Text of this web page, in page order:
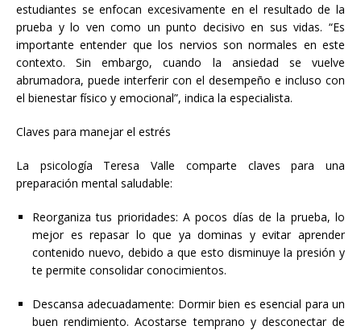
estudiantes se enfocan excesivamente en el resultado de la
prueba y lo ven como un punto decisivo en sus vidas. “Es
importante entender que los nervios son normales en este
contexto. Sin embargo, cuando la ansiedad se vuelve
abrumadora, puede interferir con el desempeño e incluso con
el bienestar físico y emocional”, indica la especialista.
Claves para manejar el estrés
La psicología Teresa Valle comparte claves para una
preparación mental saludable:
Reorganiza tus prioridades: A pocos días de la prueba, lo
mejor es repasar lo que ya dominas y evitar aprender
contenido nuevo, debido a que esto disminuye la presión y
te permite consolidar conocimientos.
Descansa adecuadamente: Dormir bien es esencial para un
buen rendimiento. Acostarse temprano y desconectar de